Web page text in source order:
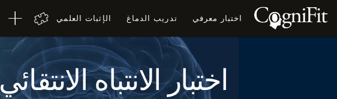
اختبار معرفي تدريب الدماغ الإثبات العلمي
اختبار الانتباه الانتقائي